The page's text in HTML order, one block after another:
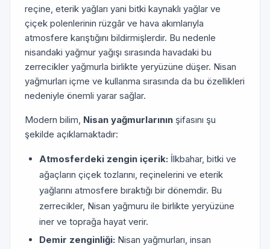
reçine, eterik yağları yani bitki kaynaklı yağlar ve
çiçek polenlerinin rüzgâr ve hava akımlarıyla
atmosfere karıştığını bildirmişlerdir. Bu nedenle
nisandaki yağmur yağışı sırasında havadaki bu
zerrecikler yağmurla birlikte yeryüzüne düşer. Nisan
yağmurları içme ve kullanma sırasında da bu özellikleri
nedeniyle önemli yarar sağlar.
Modern bilim, Nisan yağmurlarının şifasını şu
şekilde açıklamaktadır:
Atmosferdeki zengin içerik: İlkbahar, bitki ve
ağaçların çiçek tozlarını, reçinelerini ve eterik
yağlarını atmosfere bıraktığı bir dönemdir. Bu
zerrecikler, Nisan yağmuru ile birlikte yeryüzüne
iner ve toprağa hayat verir.
Demir zenginliği: Nisan yağmurları, insan